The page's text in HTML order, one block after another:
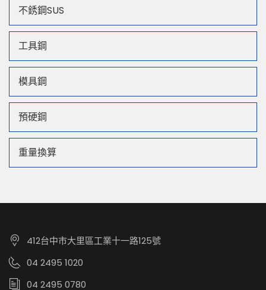
不銹鋼SUS
工具鋼
模具鋼
預硬鋼
重量換算
412台中市大里區工業十一路125號
04 2495 1020
04 2495 0780